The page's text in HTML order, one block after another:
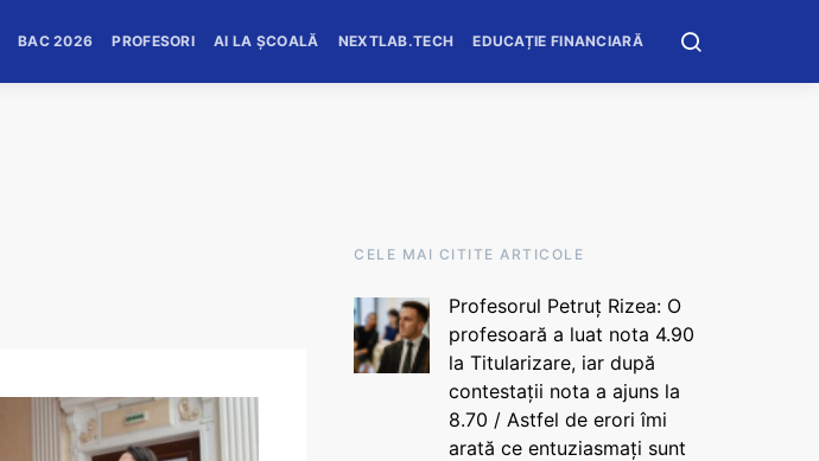
BAC 2026 PROFESORI AI LA ȘCOALĂ NEXTLAB.TECH EDUCAȚIE FINANCIARĂ
CELE MAI CITITE ARTICOLE
Profesorul Petruț Rizea: O
profesoară a luat nota 4.90
la Titularizare, iar după
contestații nota a ajuns la
8.70 / Astfel de erori îmi
arată ce entuziasmați sunt